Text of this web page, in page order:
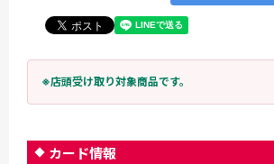
※店頭受け取り対象商品です。
カード情報